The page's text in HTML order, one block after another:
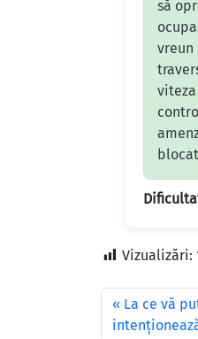
să
vreun
Vizualizări:
La ce vă